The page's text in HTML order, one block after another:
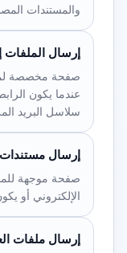
والمستندات
إرسال الملفات
صفحة مخصصة
عندما يكون
سلاسل البريد
إرسال مستندات
صفحة موجهة
الإلكتروني أو
إرسال ملفات